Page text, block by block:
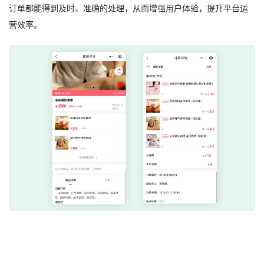
订单都能得到及时、准确的处理，从而增强用户体验，提升平台运
营效率。